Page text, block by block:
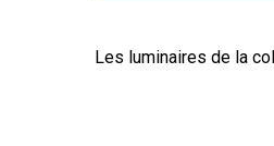
Les luminaires de la